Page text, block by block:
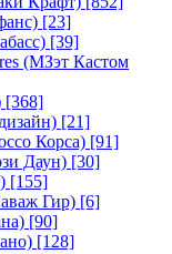
[23]
[39]
(МЗэт Кастом
[368]
[21]
Корса) [91]
Даун) [30]
[155]
Гир) [6]
[90]
[128]